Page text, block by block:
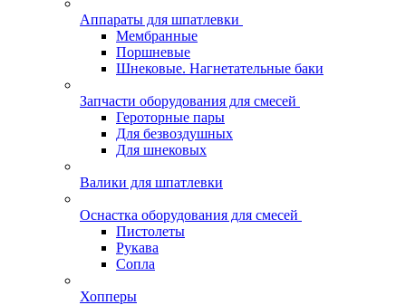
Аппараты для шпатлевки
Мембранные
Поршневые
Шнековые. Нагнетательные баки
Запчасти оборудования для смесей
Героторные пары
Для безвоздушных
Для шнековых
Валики для шпатлевки
Оснастка оборудования для смесей
Пистолеты
Рукава
Сопла
Хопперы